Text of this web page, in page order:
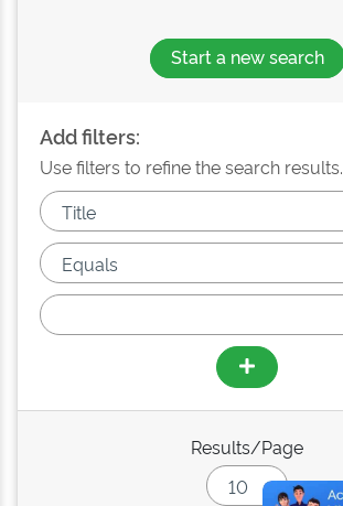
Start a new search
Add filters:
Use filters to refine the search results.
Results/Page